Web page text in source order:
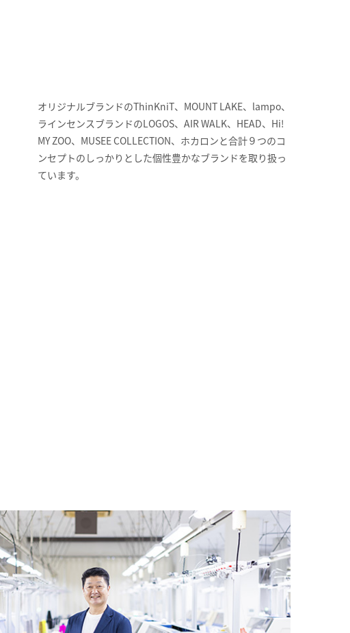
オリジナルブランドのThinKniT、MOUNT LAKE、lampo、
ラインセンスブランドのLOGOS、AIR WALK、HEAD、Hi!
MY ZOO、MUSEE COLLECTION、ホカロンと合計９つのコ
ンセプトのしっかりとした個性豊かなブランドを取り扱っ
ています。